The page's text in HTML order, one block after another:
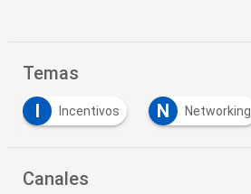
Temas
I
Incentivos N Networking
Canales